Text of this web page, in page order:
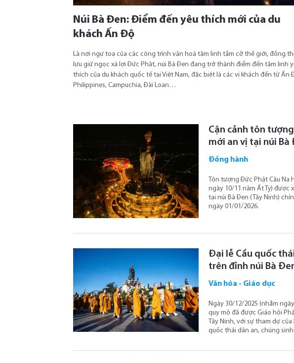
Núi Bà Đen: Điểm đến yêu thích mới của du
khách Ấn Độ
Là nơi ngự toạ của các công trình văn hoá tâm linh tầm cỡ thế giới, đồng
lưu giữ ngọc xá lợi Đức Phật, núi Bà Đen đang trở thành điểm đến tâm linh
thích của du khách quốc tế tại Việt Nam, đặc biệt là các vị khách đến từ Ấn
Philippines, Campuchia, Đài Loan…
Cận cảnh tôn
mới an vị tại núi Bà
Đồng hành
Tôn tượng Đức Phật Câu Na
ngày 10/11 năm Ất Tỵ) được
tại núi Bà Đen (Tây Ninh)
ngày 01/01/2026.
Đại lễ Cầu quốc
trên đỉnh núi Bà
Văn hóa - Giáo dục
Ngày 30/12/2025 (nhằm
quy mô đã được Giáo hội
Tây Ninh, với sự tham dự
quốc thái dân an, chúng sinh